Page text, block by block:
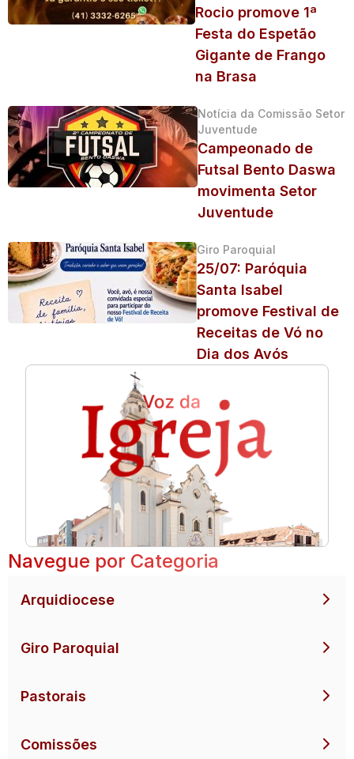
Rocio promove 1ª
Festa do Espetão
Gigante de Frango
na Brasa
Notícia da Comissão Setor
Juventude
Campeonado de
Futsal Bento Daswa
movimenta Setor
Juventude
Giro Paroquial
25/07: Paróquia
Santa Isabel
promove Festival de
Receitas de Vó no
Dia dos Avós
Navegue por Categoria
Arquidiocese
Giro Paroquial
Pastorais
Comissões